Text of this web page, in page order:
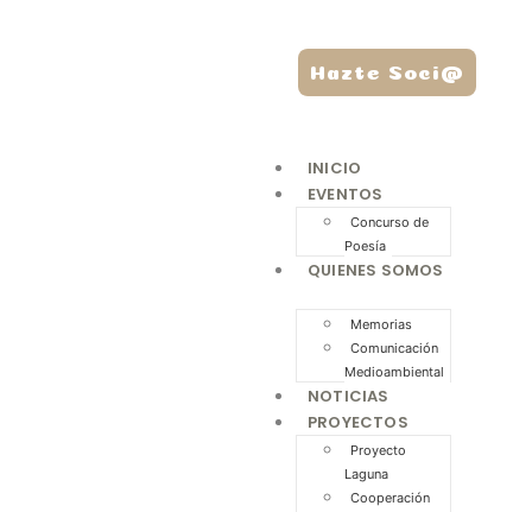
INICIO
EVENTOS
Concurso de
Poesía
QUIENES SOMOS
Memorias
Comunicación
Medioambiental
NOTICIAS
PROYECTOS
Proyecto
Laguna
Cooperación
Hazte Soci@